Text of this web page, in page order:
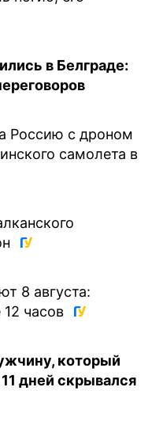
в Белграде:
Россию с дроном
самолета в
8 августа:
часов
который
дней скрывался